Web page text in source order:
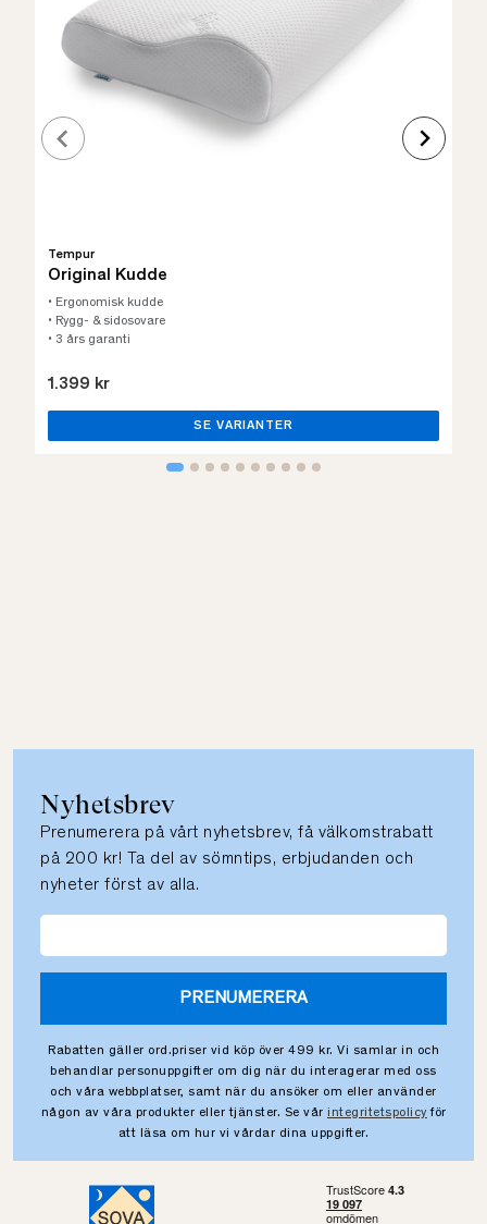
Tempur
Original Kudde
• Ergonomisk kudde
• Rygg- & sidosovare
• 3 års garanti
1.399 kr
SE VARIANTER
Nyhetsbrev
Prenumerera på vårt nyhetsbrev, få välkomstrabatt
på 200 kr! Ta del av sömntips, erbjudanden och
nyheter först av alla.
PRENUMERERA
Rabatten gäller ord.priser vid köp över 499 kr. Vi samlar in och
behandlar personuppgifter om dig när du interagerar med oss
och våra webbplatser, samt när du ansöker om eller använder
någon av våra produkter eller tjänster. Se vår integritetspolicy för
att läsa om hur vi vårdar dina uppgifter.